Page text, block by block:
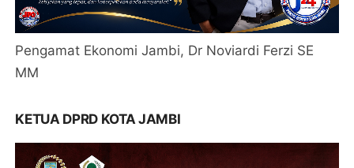
Pengamat Ekonomi Jambi, Dr Noviardi Ferzi SE
MM
KETUA DPRD KOTA JAMBI